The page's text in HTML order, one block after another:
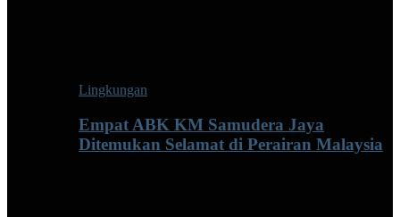
Lingkungan
Empat ABK KM Samudera Jaya
Ditemukan Selamat di Perairan Malaysia